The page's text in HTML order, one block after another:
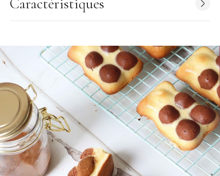
Extrait de spiruline, Stabilisant : E331(iii).
A conserver à l'abri de la lumière et de l'humidité après
ouverture.
Pour denrées alimentaires : pâtisserie, confiserie
Ne pas ingérer en l'état. Ne pas inhaler. Ne pas mettre dans
les yeux
Conserver la boîte d'emballage pour instructions d'utilisation
Précautions d’emploi :
D’origine naturelle, ce colorant est sensible et sa couleur
peut varier d’une utilisation à l’autre et notamment en
cuisson (ne pas utiliser à plus de 90°C).